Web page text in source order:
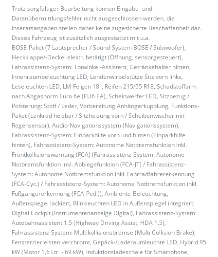
Trotz sorgfältiger Bearbeitung können Eingabe- und
Datenübermittlungsfehler nicht ausgeschlossen werden, die
Inseratsangaben stellen daher keine zugesicherte Beschaffenheit dar.
Dieses Fahrzeug ist zusätzlich ausgestattet mit u.a.
BOSE-Paket (7 Lautsprecher / Sound-System BOSE / Subwoofer),
Heckklappe/-Deckel elektr. betätigt (Öffnung, sensorgesteuert),
Fahrassistenz-System: Totwinkel-Assistent, Getränkehalter hinten,
Innenraumbeleuchtung LED, Lendenwirbelstütze Sitz vorn links,
Leseleuchten LED, LM-Felgen 18", Reifen 215/55 R18, Schadstoffarm
nach Abgasnorm Euro 6e (EU6 EA), Scheinwerfer LED, Sitzbezug /
Polsterung: Stoff / Leder, Vorbereitung Anhängerkupplung, Funktions-
Paket (Lenkrad heizbar / Sitzheizung vorn / Scheibenwischer mit
Regensensor), Audio-Navigationssystem (Navigationssystem),
Fahrassistenz-System: Einparkhilfe vorn und hinten (Einparkhilfe
hinten), Fahrassistenz-System: Autonome Notbremsfunktion inkl.
Frontkollisionswarnung (FCA) (Fahrassistenz-System: Autonome
Notbremsfunktion inkl. Abbiegefunktion (FCA-JT) / Fahrassistenz-
System: Autonome Notbremsfunktion inkl. Fahrradfahrererkennung
(FCA-Cyc.) / Fahrassistenz-System: Autonome Notbremsfunktion inkl.
Fußgängererkennung (FCA-Ped.)), Ambiente-Beleuchtung,
Außenspiegel lackiert, Blinkleuchten LED in Außenspiegel integriert,
Digital Cockpit (Instrumentenanzeige Digital), Fahrassistenz-System:
Autobahnassistent 1.5 (Highway Driving Assist, HDA 1.5),
Fahrassistenz-System: Multikollisionsbremse (Multi Collision Brake),
Fensterzierleisten verchromt, Gepäck-/Laderaumleuchte LED, Hybrid 95
kW (Motor 1,6 Ltr. - 69 kW), Induktionsladeschale für Smartphone,